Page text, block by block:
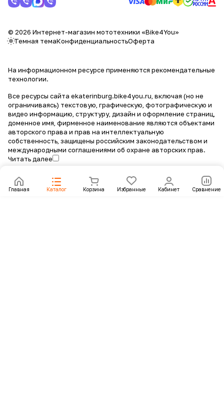
Главная Каталог Корзина Избранные Кабинет Сравнение
© 2026 Интернет-магазин мототехники «Bike4You»
Темная темаКонфиденциальностьОферта
На информационном ресурсе применяются рекомендательные
технологии.
Все ресурсы сайта ekaterinburg.bike4you.ru, включая (но не
ограничиваясь) текстовую, графическую, фотографическую и
видео информацию, структуру, дизайн и оформление страниц,
доменное имя, фирменное наименование являются объектами
авторского права и прав на интеллектуальную
собственность, защищены российским законодательством и
международными соглашениями об охране авторских прав.
Читать далее